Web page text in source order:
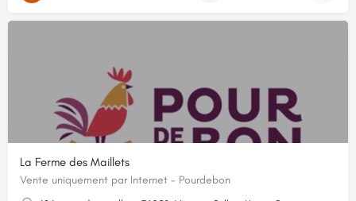
La Ferme des Maillets
Vente uniquement par Internet - Pourdebon